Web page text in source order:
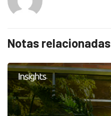
Notas relacionadas